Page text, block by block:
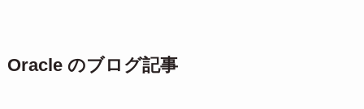
Oracle のブログ記事